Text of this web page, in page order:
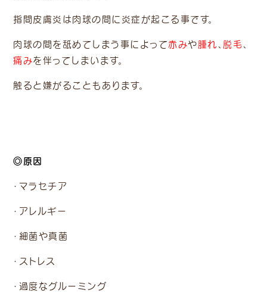
指間皮膚炎は肉球の間に炎症が起こる事です。
肉球の間を舐めてしまう事によって赤みや腫れ、 脱毛、
痛みを伴ってしまいます。
触ると嫌がることもあります。
◎原因
・マラセチア
・アレルギー
・細菌や真菌
・ストレス
・過度なグルーミング